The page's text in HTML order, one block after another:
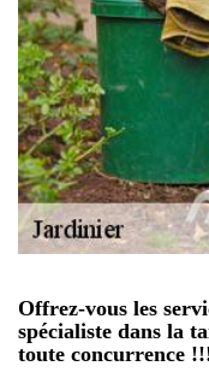
Offrez-vous les
spécialiste dans la
toute concurrence